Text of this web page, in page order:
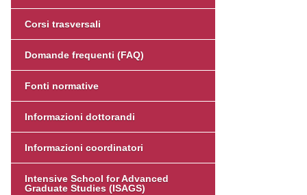
Corsi trasversali
Domande frequenti (FAQ)
Fonti normative
Informazioni dottorandi
Informazioni coordinatori
Intensive School for Advanced
Graduate Studies (ISAGS)